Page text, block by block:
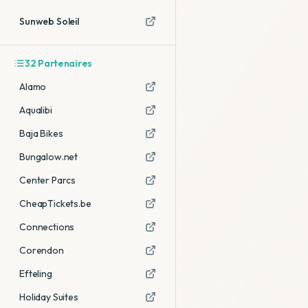
Sunweb Soleil
32 Partenaires
Alamo
Aqualibi
Baja Bikes
Bungalow.net
Center Parcs
CheapTickets.be
Connections
Corendon
Efteling
Holiday Suites